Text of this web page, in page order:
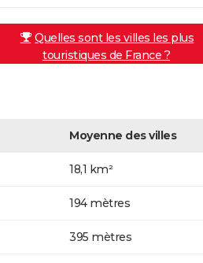
Quelles sont les villes les plus
touristiques de France ?
Moyenne des villes
18,1 km²
194 mètres
395 mètres